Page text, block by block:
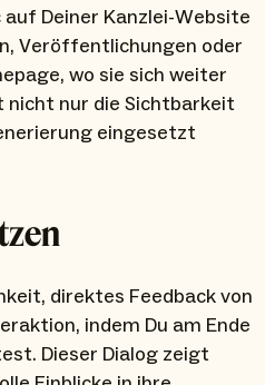
Deiner Kanzlei-Website
Veröffentlichungen oder
wo sie sich weiter
nicht nur die Sichtbarkeit
eingesetzt
direktes Feedback von
indem Du am Ende
Dieser Dialog zeigt